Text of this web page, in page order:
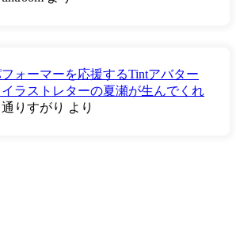
フォーマーを応援するTintアバター
ラストレターの夏瀬が生んでくれ
通りすがり より